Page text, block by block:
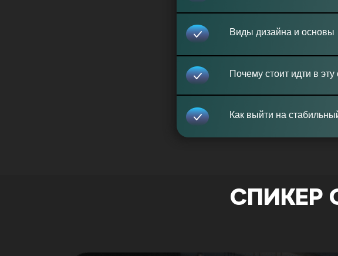
Виды дизайна и основы
Почему стоит идти в
Как выйти на
СПИКЕР